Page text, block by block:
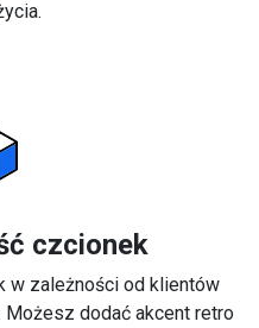
czcionek
w zależności od klientów
dodać akcent retro